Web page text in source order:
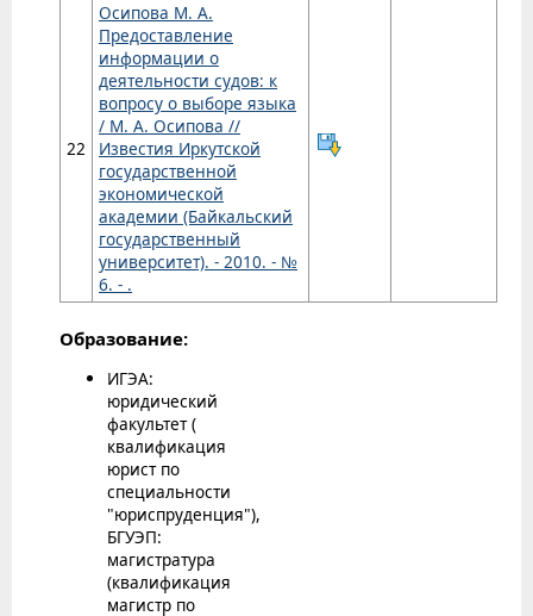
22
Осипова М. А.
Предоставление
информации о
деятельности судов: к
вопросу о выборе языка
/ М. А. Осипова //
Известия Иркутской
государственной
экономической
академии (Байкальский
государственный
университет). - 2010. - №
6. - .
Образование:
ИГЭА:
юридический
факультет (
квалификация
юрист по
специальности
"юриспруденция"),
БГУЭП:
магистратура
(квалификация
магистр по